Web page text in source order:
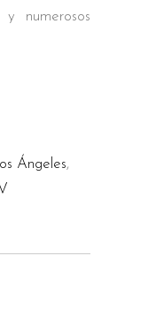
numerosos
Ángeles,